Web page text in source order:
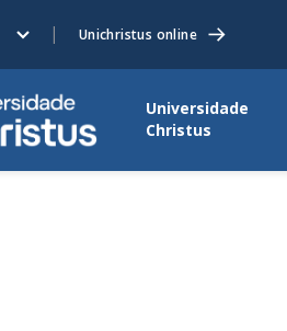
Unichristus online
Universidade
Christus